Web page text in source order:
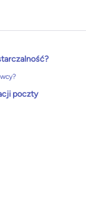
poczty